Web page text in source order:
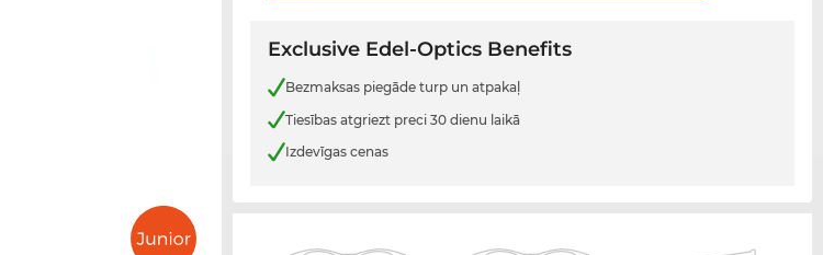
Exclusive Edel-Optics Benefits
Bezmaksas piegāde turp un atpakaļ
Tiesības atgriezt preci 30 dienu laikā
Izdevīgas cenas